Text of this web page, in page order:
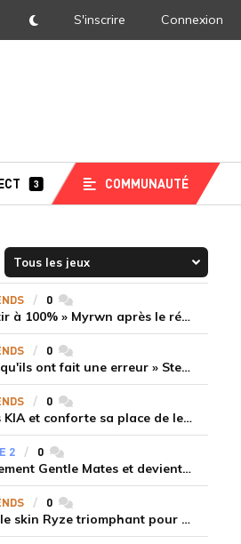
DarkMode
S'inscrire Connexion
3 COMMUNAUTÉ
0commentaires
« J'ai décidé de m'investir à 100% » Myrwn après le réveil de Movistar KOI face à Fnatic
0commentaires
« Je veux juste prouver qu'ils ont fait une erreur » Stend se confie sur son mercato chaotique et ses ambitions avec Shifters
0commentaires
T1 brise l'élan de Dplus KIA et conforte sa place de leader en LCK 2026 Rounds 3-4
2 0commentaires
deLonge quitte officiellement Gentle Mates et devient agent libre
0commentaires
Riot Games réintroduit le skin Ryze triomphant pour récompenser la scène amateur